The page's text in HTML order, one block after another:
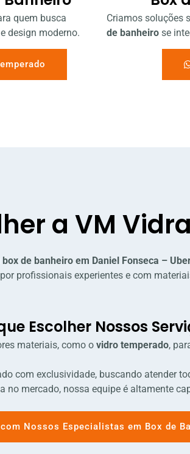
quem busca
design moderno.
Criamos soluções
de banheiro se
a VM
box de banheiro em Daniel Fonseca –
profissionais experientes e com
Escolher Nossos
materiais, como o vidro temperado,
com exclusividade, buscando atender
no mercado, nossa equipe é altamente
com Nossos Especialistas em Box de